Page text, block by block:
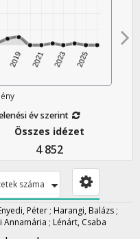
év szerint
Összes idézet
4 852
száma
Péter ; Harangi, Balázs ;
Annamária ; Lénárt, Csaba